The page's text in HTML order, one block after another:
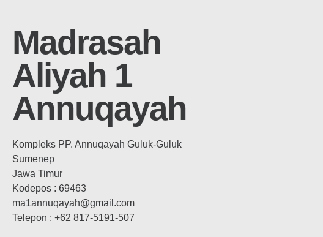
Madrasah
Aliyah 1
Annuqayah
Kompleks PP. Annuqayah Guluk-Guluk
Sumenep
Jawa Timur
Kodepos : 69463
ma1annuqayah@gmail.com
Telepon : +62 817-5191-507